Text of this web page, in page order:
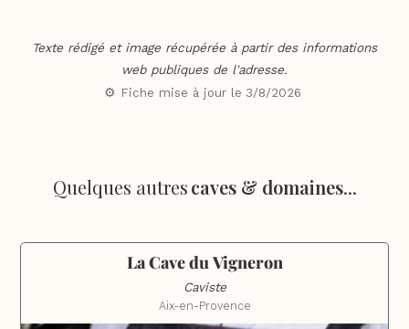
Texte rédigé et image récupérée à partir des informations
web publiques de l'adresse.
⚙️ Fiche mise à jour le 3/8/2026
Quelques autrescaves & domaines...
La Cave du Vigneron
Caviste
Aix-en-Provence